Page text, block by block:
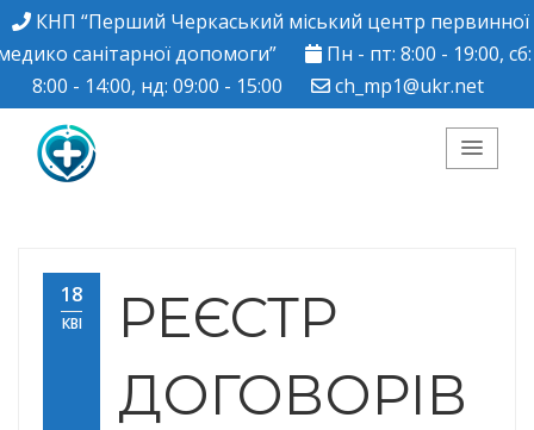
КНП “Перший Черкаський міський центр первинної
санітарної допомоги”
Пн - пт: 8:00 - 19:00, сб:
8:00 - 14:00, нд: 09:00 - 15:00
ch_mp1@ukr.net
Черкаський міський
центр ПМСД"
18
КВІ
РЕЄСТР
ДОГОВОРІВ